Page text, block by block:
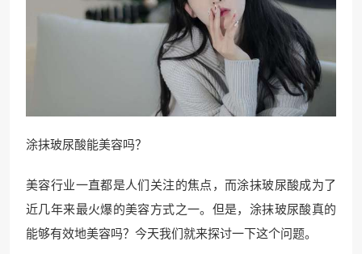
涂抹玻尿酸能美容吗？
美容行业一直都是人们关注的焦点，而涂抹玻尿酸成为了
近几年来最火爆的美容方式之一。但是，涂抹玻尿酸真的
能够有效地美容吗？今天我们就来探讨一下这个问题。